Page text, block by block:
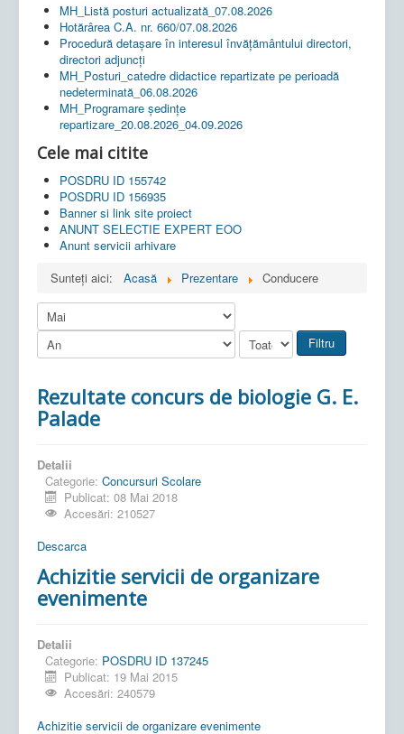
MH_Listă posturi actualizată_07.08.2026
Hotărârea C.A. nr. 660/07.08.2026
Procedură detașare în interesul învățământului directori,
directori adjuncți
MH_Posturi_catedre didactice repartizate pe perioadă
nedeterminată_06.08.2026
MH_Programare ședințe
repartizare_20.08.2026_04.09.2026
Cele mai citite
POSDRU ID 155742
POSDRU ID 156935
Banner si link site proiect
ANUNT SELECTIE EXPERT EOO
Anunt servicii arhivare
Sunteți aici:
Acasă Prezentare Conducere
Filtru
Rezultate concurs de biologie G. E.
Palade
Detalii
Categorie: Concursuri Scolare
Publicat: 08 Mai 2018
Accesări: 210527
Descarca
Achizitie servicii de organizare
evenimente
Detalii
Categorie: POSDRU ID 137245
Publicat: 19 Mai 2015
Accesări: 240579
Achizitie servicii de organizare evenimente